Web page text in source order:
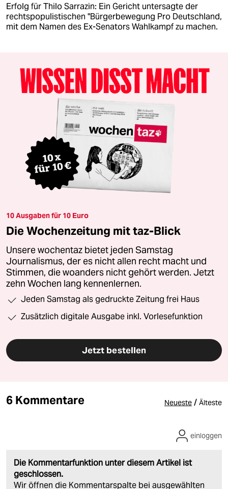
Erfolg für Thilo Sarrazin: Ein Gericht untersagte der
rechtspopulistischen "Bürgerbewegung Pro Deutschland,
mit dem Namen des Ex-Senators Wahlkampf zu machen.
10 Ausgaben für 10 Euro
Die Wochenzeitung mit taz-Blick
Unsere wochentaz bietet jeden Samstag
Journalismus, der es nicht allen recht macht und
Stimmen, die woanders nicht gehört werden. Jetzt
zehn Wochen lang kennenlernen.
Jeden Samstag als gedruckte Zeitung frei Haus
Zusätzlich digitale Ausgabe inkl. Vorlesefunktion
Jetzt bestellen
6 Kommentare Neueste / Älteste
Die Kommentarfunktion unter diesem Artikel ist
geschlossen.
Wir öffnen die Kommentarspalte bei ausgewählten
einloggen